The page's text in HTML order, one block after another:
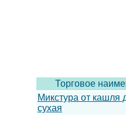
Торговое
Микстура от кашля
сухая